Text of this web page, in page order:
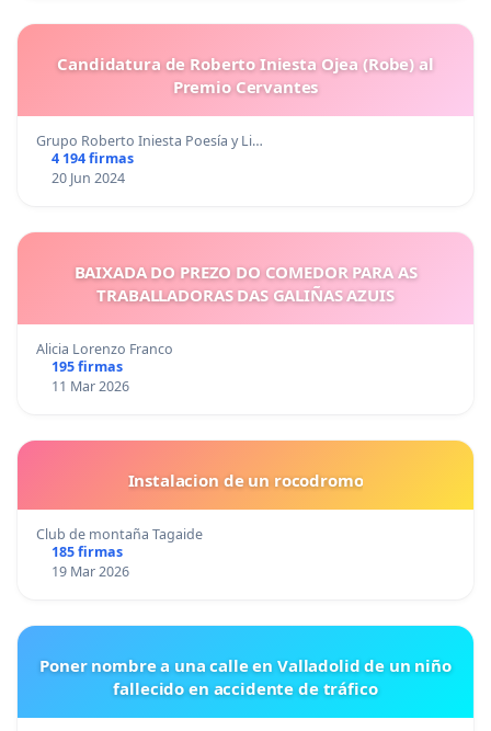
Candidatura de Roberto Iniesta Ojea (Robe) al
Premio Cervantes
Grupo Roberto Iniesta Poesía y Li…
4 194 firmas
20 Jun 2024
BAIXADA DO PREZO DO COMEDOR PARA AS
TRABALLADORAS DAS GALIÑAS AZUIS
Alicia Lorenzo Franco
195 firmas
11 Mar 2026
Instalacion de un rocodromo
Club de montaña Tagaide
185 firmas
19 Mar 2026
Poner nombre a una calle en Valladolid de un niño
fallecido en accidente de tráfico